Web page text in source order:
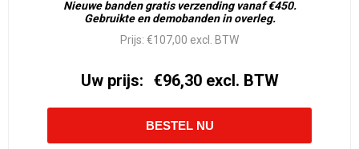
Nieuwe banden gratis verzending vanaf €450.
Gebruikte en demobanden in overleg.
Prijs: €107,00 excl. BTW
Uw prijs: €96,30 excl. BTW